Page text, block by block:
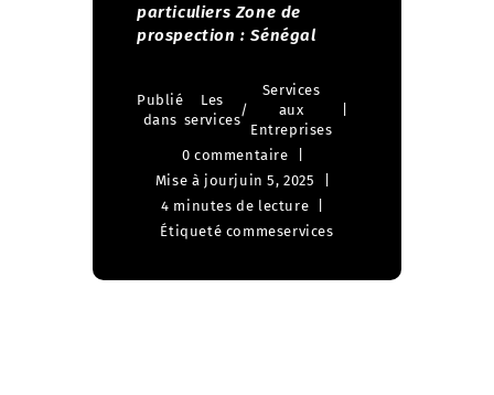
particuliers Zone de
prospection : Sénégal
Publié
dans
Les
services
/
Services
aux
Entreprises
0 commentaire
Mise à jourjuin 5, 2025
4 minutes de lecture
Étiqueté commeservices